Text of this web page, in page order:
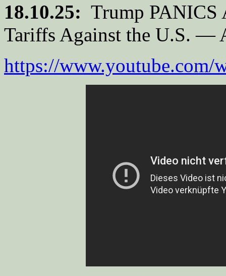
18.10.25: Trump PANICS
Tariffs Against the U.S. —
https://